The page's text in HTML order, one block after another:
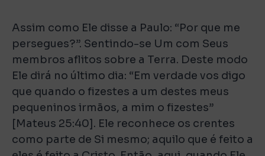
Assim como Ele disse a Paulo: “Por que me
persegues?”. Sentindo-se Um com Seus
membros aflitos sobre a Terra. Deste modo
Ele dirá no último dia: “Em verdade vos digo
que quando o fizestes a um destes meus
pequeninos irmãos, a mim o fizestes”
[Mateus 25:40]. Ele reconhece os crentes
como parte de Si mesmo; aquilo que é feito a